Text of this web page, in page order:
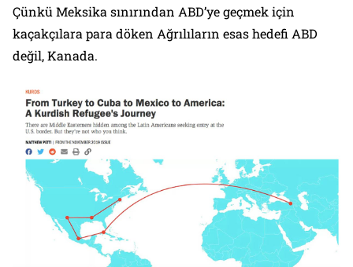
Çünkü Meksika sınırından ABD’ye geçmek için
kaçakçılara para döken Ağrılıların esas hedefi ABD
değil, Kanada.